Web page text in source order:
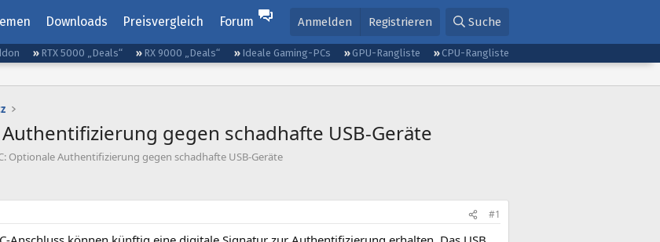
Downloads Preisvergleich Forum Anmelden Registrieren Suche
RTX 5000 „Deals“ RX 9000 „Deals“ Ideale Gaming-PCs GPU-Rangliste
CPU-Rangliste
Authentifizierung gegen schadhafte USB-Geräte
Optionale Authentifizierung gegen schadhafte USB-Geräte
#1